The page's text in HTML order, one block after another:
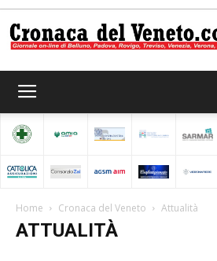
del
Home Cronaca del Veneto Attualità
ATTUALITÀ